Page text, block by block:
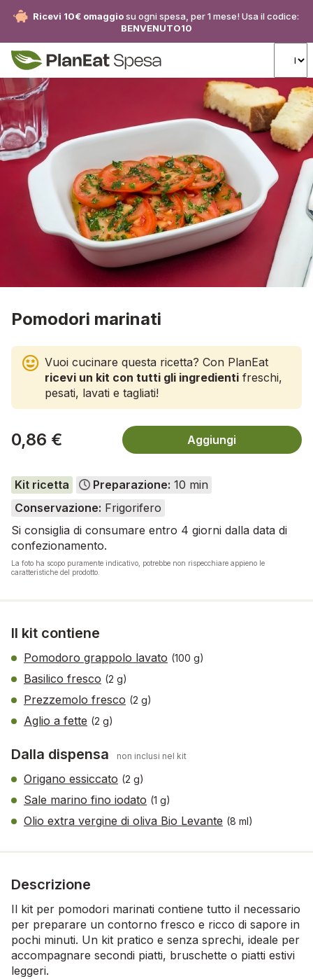
Ricevi 10€ omaggiosu ogni spesa, per 1 mese! Usa il codice:
BENVENUTO10
Pomodori marinati
Vuoi cucinare questa ricetta? Con PlanEat
ricevi un kit con tutti gli ingredienti freschi,
pesati, lavati e tagliati!
0,86 € Aggiungi
Kit ricetta Preparazione: 10 min
Conservazione: Frigorifero
Si consiglia di consumare entro 4 giorni dalla data di
confezionamento.
La foto ha scopo puramente indicativo, potrebbe non rispecchiare appieno le
caratteristiche del prodotto.
Il kit contiene
Pomodoro grappolo lavato (100 g)
Basilico fresco (2 g)
Prezzemolo fresco (2 g)
Aglio a fette (2 g)
Dalla dispensa non inclusi nel kit
Origano essiccato (2 g)
Sale marino fino iodato (1 g)
Olio extra vergine di oliva Bio Levante (8 ml)
Descrizione
Il kit per pomodori marinati contiene tutto il necessario
per preparare un contorno fresco e ricco di sapore in
pochi minuti. Un kit pratico e senza sprechi, ideale per
accompagnare secondi piatti, bruschette o piatti estivi
leggeri.